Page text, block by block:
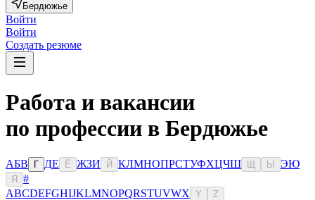
Бердюжье
Войти
Войти
Создать резюме
Работа и вакансии
по профессии в Бердюжье
АБВ Г ДЕ Ё ЖЗИ Й КЛМНОПРСТУФХЦЧШ Ы ЭЮ
Я
#
ABCDEFGHIJKLMNOPQRSTUVWX Y Z